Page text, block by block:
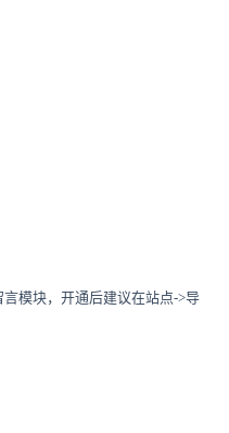
模块，开通后建议在站点->导